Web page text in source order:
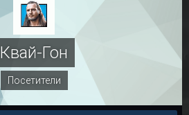
Квай-Гон
Посетители